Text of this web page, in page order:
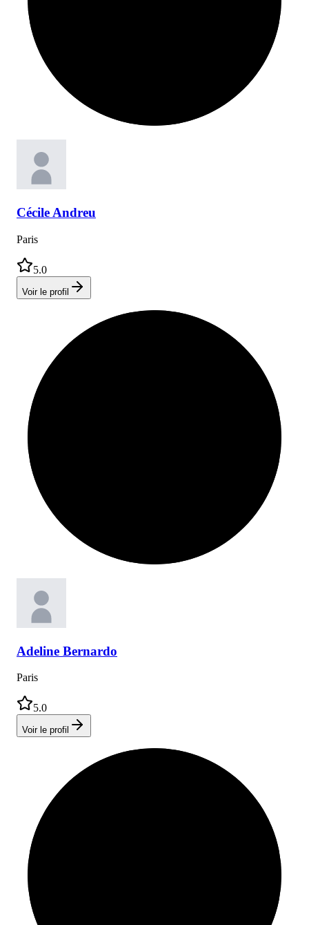
Cécile Andreu
Paris
5.0
Voir le profil
Adeline Bernardo
Paris
5.0
Voir le profil